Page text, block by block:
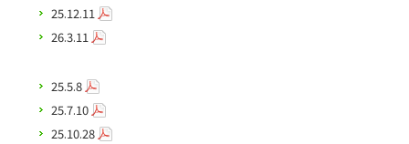
25.12.11
26.3.11
25.5.8
25.7.10
25.10.28